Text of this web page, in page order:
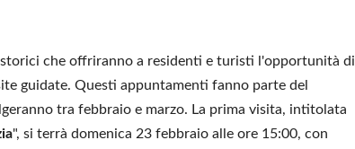
che offriranno a residenti e turisti l'opportunità di
guidate. Questi appuntamenti fanno parte del
tra febbraio e marzo. La prima visita, intitolata
", si terrà domenica 23 febbraio alle ore 15:00, con